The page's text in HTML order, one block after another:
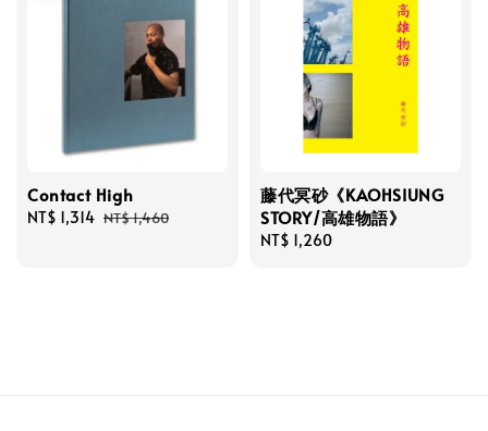
Contact High
Sale
NT$ 1,314 Regular
NT$ 1,460
藤代冥砂《KAOHSIUNG
STORY/高雄物語》
Regular
NT$ 1,260